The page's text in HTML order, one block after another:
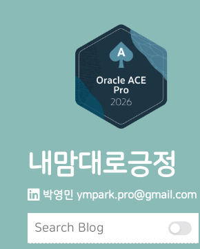
내맘대로긍정
박영민 ympark.pro@gmail.com